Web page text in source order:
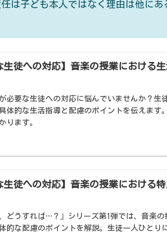
は子ども本人ではなく理由は他にあ
生徒への対応】音楽の授業における
必要な生徒への対応に悩んでいませんか？生
体的な生活指導と配慮のポイントを伝えます
ります。
生徒への対応】音楽の授業における
どうすれば…？」シリーズ第1弾では、音楽
的な配慮のポイントを解説。生徒一人ひとり